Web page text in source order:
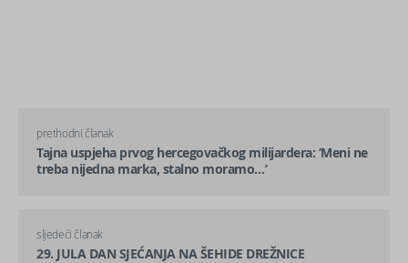
prethodni članak
Tajna uspjeha prvog hercegovačkog milijardera: ‘Meni ne
treba nijedna marka, stalno moramo…’
sljedeći članak
29. JULA DAN SJEĆANJA NA ŠEHIDE DREŽNICE